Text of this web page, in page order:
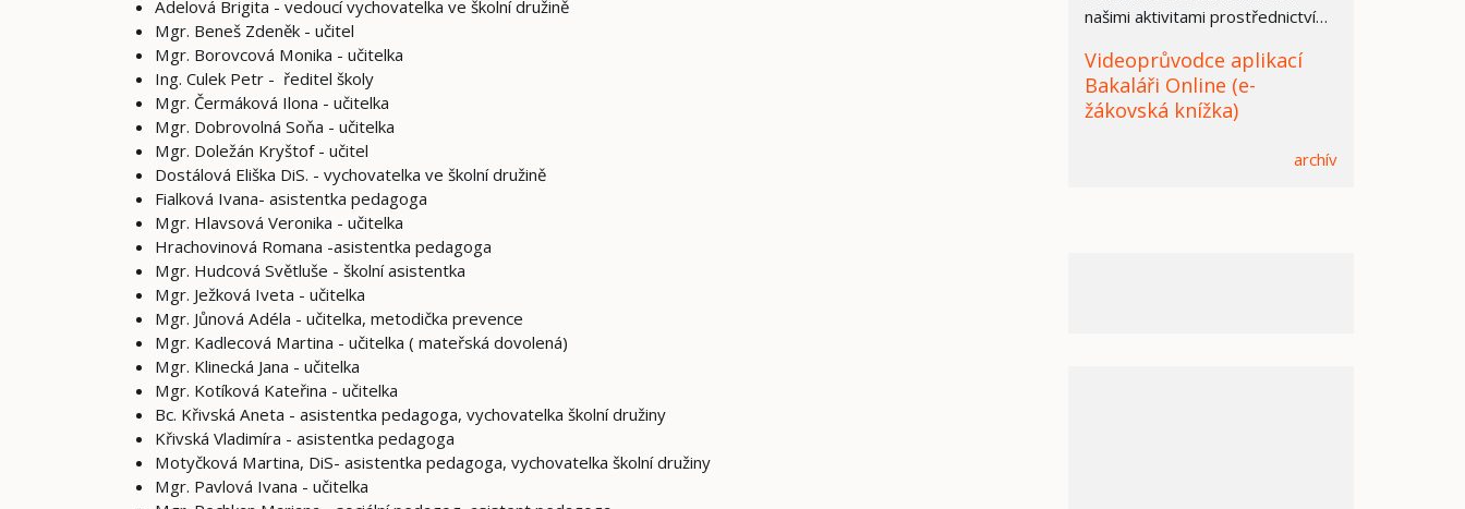
Adelová Brigita - vedoucí vychovatelka ve školní družině
Mgr. Beneš Zdeněk - učitel
Mgr. Borovcová Monika - učitelka
Ing. Culek Petr - ředitel školy
Mgr. Čermáková Ilona - učitelka
Mgr. Dobrovolná Soňa - učitelka
Mgr. Doležán Kryštof - učitel
Dostálová Eliška DiS. - vychovatelka ve školní družině
Fialková Ivana- asistentka pedagoga
Mgr. Hlavsová Veronika - učitelka
Hrachovinová Romana -asistentka pedagoga
Mgr. Hudcová Světluše - školní asistentka
Mgr. Ježková Iveta - učitelka
Mgr. Jůnová Adéla - učitelka, metodička prevence
Mgr. Kadlecová Martina - učitelka ( mateřská dovolená)
Mgr. Klinecká Jana - učitelka
Mgr. Kotíková Kateřina - učitelka
Bc. Křivská Aneta - asistentka pedagoga, vychovatelka školní družiny
Křivská Vladimíra - asistentka pedagoga
Motyčková Martina, DiS- asistentka pedagoga, vychovatelka školní družiny
Mgr. Pavlová Ivana - učitelka
našimi aktivitami prostřednictvím
Videoprůvodce aplikací
Bakaláři Online (e-
žákovská knížka)
archív